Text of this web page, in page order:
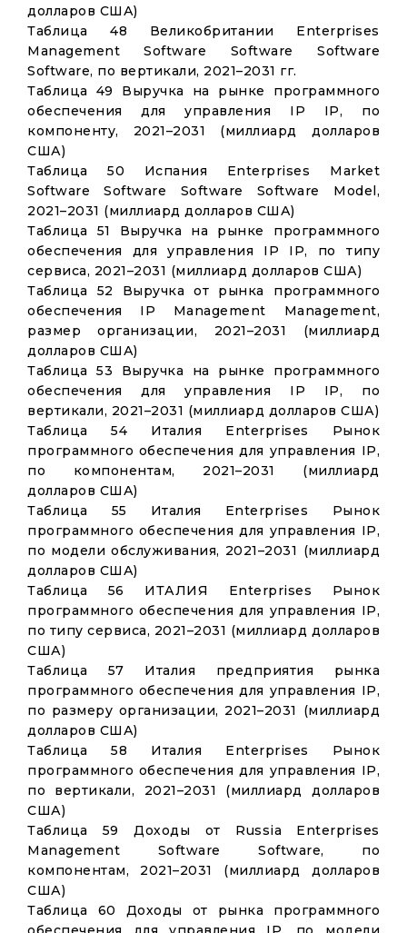
долларов США)
Таблица 48 Великобритании Enterprises
Management Software Software Software
Software, по вертикали, 2021–2031 гг.
Таблица 49 Выручка на рынке программного
обеспечения для управления IP IP, по
компоненту, 2021–2031 (миллиард долларов
США)
Таблица 50 Испания Enterprises Market
Software Software Software Software Model,
2021–2031 (миллиард долларов США)
Таблица 51 Выручка на рынке программного
обеспечения для управления IP IP, по типу
сервиса, 2021–2031 (миллиард долларов США)
Таблица 52 Выручка от рынка программного
обеспечения IP Management Management,
размер организации, 2021–2031 (миллиард
долларов США)
Таблица 53 Выручка на рынке программного
обеспечения для управления IP IP, по
вертикали, 2021–2031 (миллиард долларов США)
Таблица 54 Италия Enterprises Рынок
программного обеспечения для управления IP,
по компонентам, 2021–2031 (миллиард
долларов США)
Таблица 55 Италия Enterprises Рынок
программного обеспечения для управления IP,
по модели обслуживания, 2021–2031 (миллиард
долларов США)
Таблица 56 ИТАЛИЯ Enterprises Рынок
программного обеспечения для управления IP,
по типу сервиса, 2021–2031 (миллиард долларов
США)
Таблица 57 Италия предприятия рынка
программного обеспечения для управления IP,
по размеру организации, 2021–2031 (миллиард
долларов США)
Таблица 58 Италия Enterprises Рынок
программного обеспечения для управления IP,
по вертикали, 2021–2031 (миллиард долларов
США)
Таблица 59 Доходы от Russia Enterprises
Management Software Software, по
компонентам, 2021–2031 (миллиард долларов
США)
Таблица 60 Доходы от рынка программного